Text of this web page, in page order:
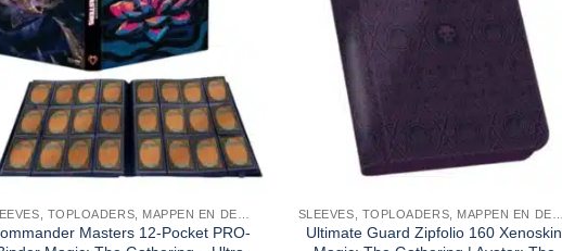
Masters 12-Pocket PRO-
Ultimate Guard Zipfolio 160 Xenoskin